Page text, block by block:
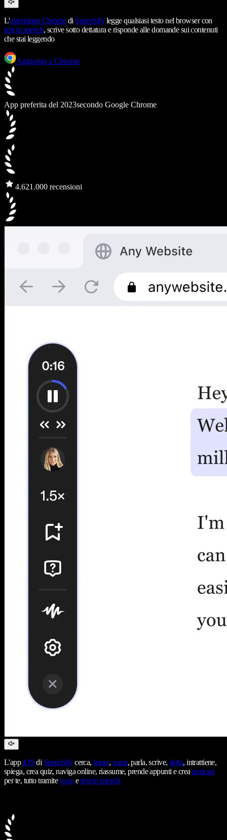
L'estensione Chromedi Speechifylegge qualsiasi testo nel browser con
text to speech, scrive sotto dettatura e risponde alle domande sui contenuti
che stai leggendo
Aggiungi a Chrome
App preferita del 2023secondo Google Chrome
4.621.000 recensioni
L'appiOSdi Speechifycerca,legge,narra, parla, scrive,detta, intrattiene,
spiega, crea quiz, naviga online, riassume, prende appunti e creapodcast
per te, tutto tramitevoceetext to speech